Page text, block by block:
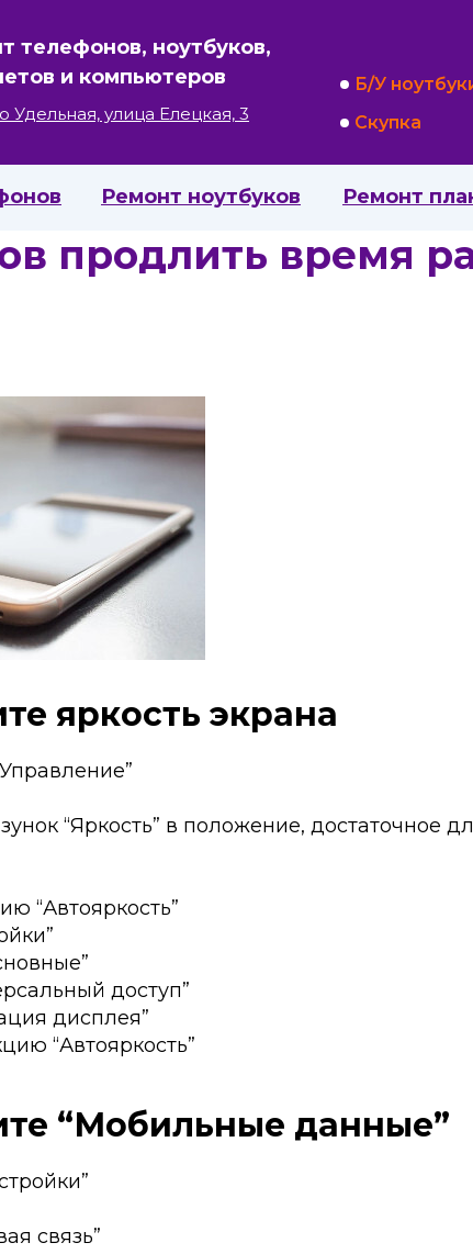
Удельная, улица Елецкая, 3
телефонов, ноутбуков,
и компьютеров
Скупка
Б/У
Ремонт ноутбуков Ремонт
продлить время
яркость экрана
“Яркость” в положение, достаточное
“Автояркость”
доступ”
дисплея”
“Автояркость”
“Мобильные данные”
связь”